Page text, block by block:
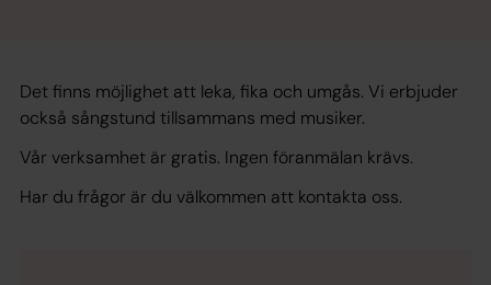
Det finns möjlighet att leka, fika och umgås. Vi erbjuder
också sångstund tillsammans med musiker.
Vår verksamhet är gratis. Ingen föranmälan krävs.
Har du frågor är du välkommen att kontakta oss.